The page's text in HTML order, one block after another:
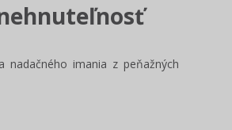
imania z peňažných